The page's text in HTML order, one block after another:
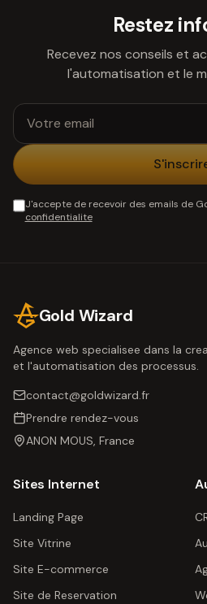
Restez
Recevez nos conseils et
l'automatisation et le
J'accepte de recevoir des emails de
confidentialite
Gold Wizard
Agence web specialisee dans la
et l'automatisation des processus.
contact@goldwizard.fr
Prendre rendez-vous
ANON MOUS, France
Sites Internet
Landing Page
Site Vitrine
Site E-commerce
Site de Reservation